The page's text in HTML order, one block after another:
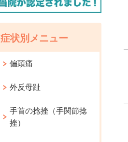
症状別メニュー
偏頭痛
外反母趾
手首の捻挫（手関節捻
挫）